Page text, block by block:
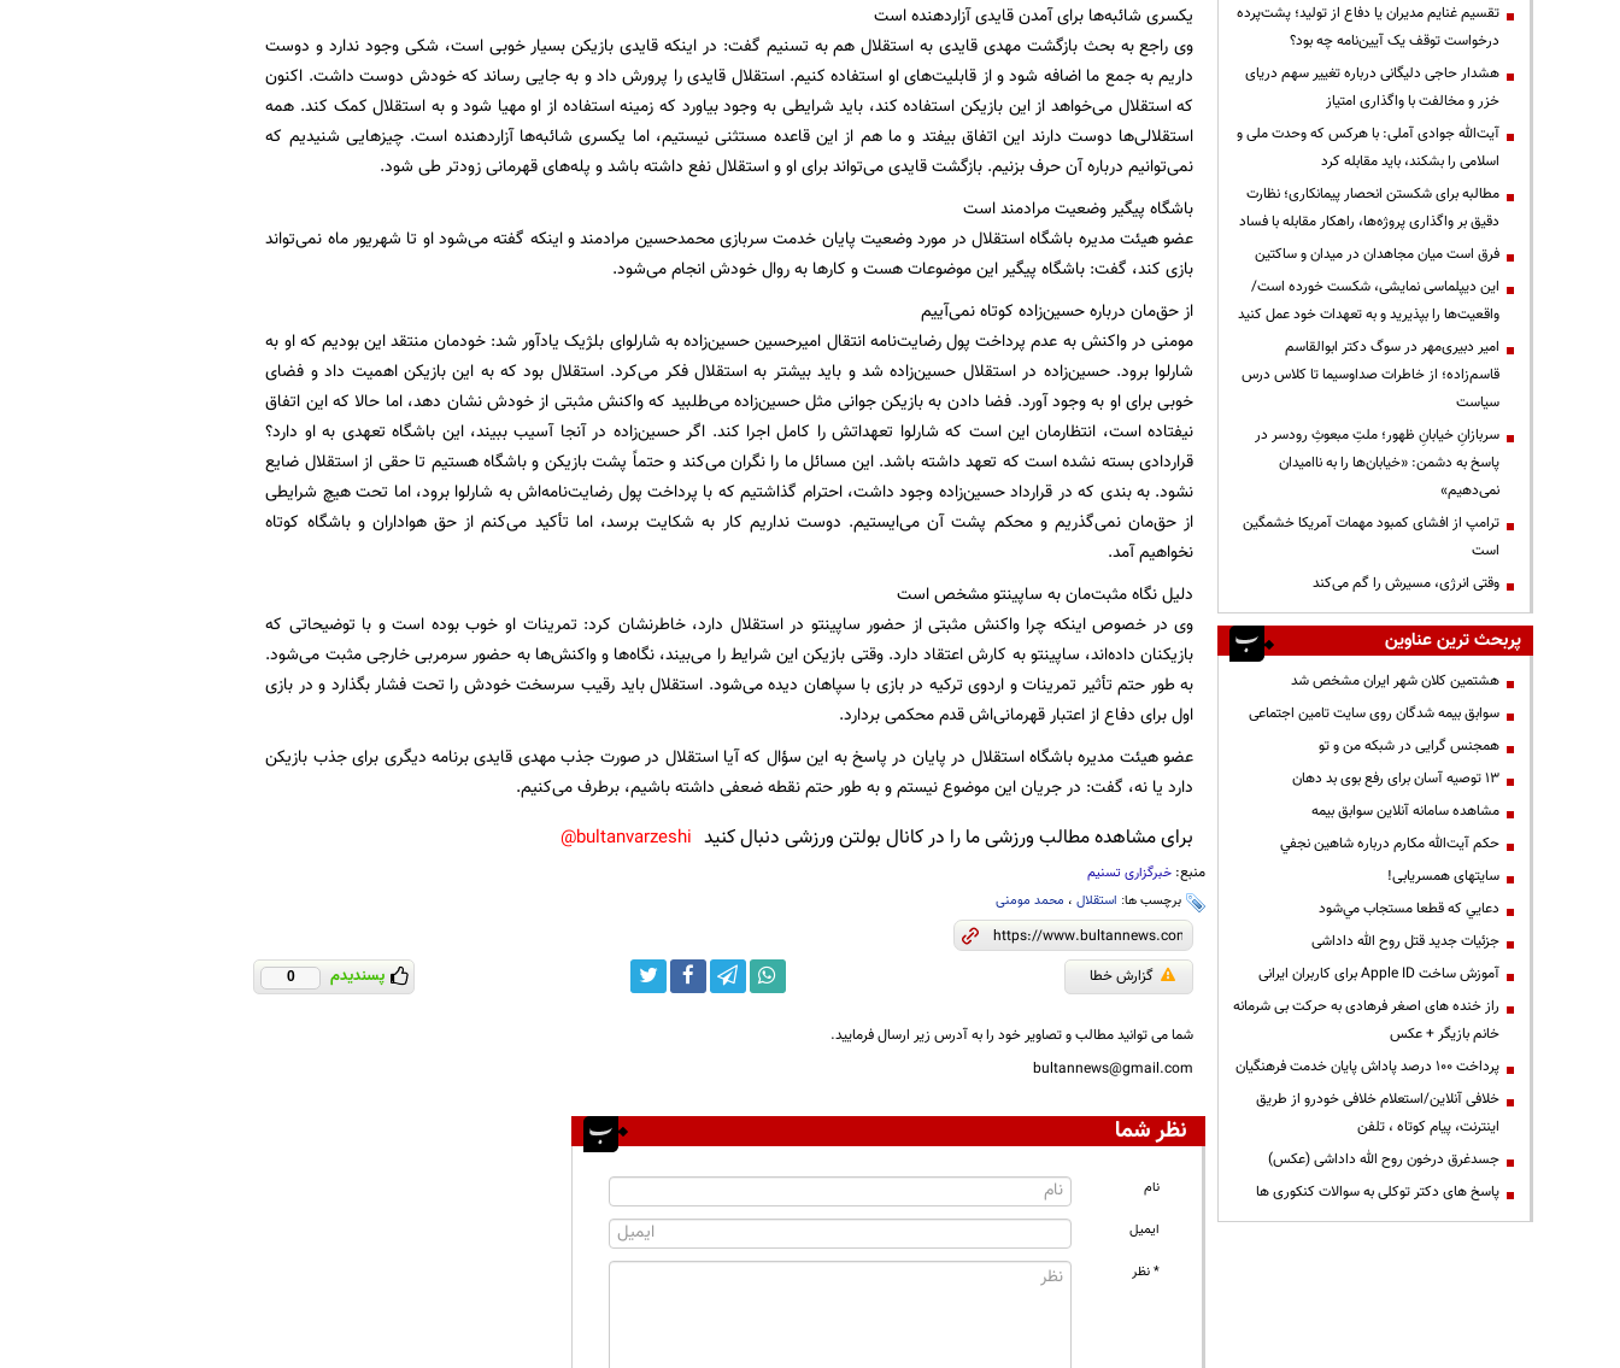
یکسری شائبه‌ها برای آمدن قایدی آزاردهنده است
وی راجع به بحث بازگشت مهدی قایدی به استقلال هم به تسنیم گفت: در اینکه قایدی بازیکن بسیار خوبی است، شکی وجود ندارد و دوست
داریم به جمع ما اضافه شود و از قابلیت‌های او استفاده کنیم. استقلال قایدی را پرورش داد و به جایی رساند که خودش دوست داشت. اکنون
که استقلال می‌خواهد از این بازیکن استفاده کند، باید شرایطی به وجود بیاورد که زمینه استفاده از او مهیا شود و به استقلال کمک کند. همه
استقلالی‌ها دوست دارند این اتفاق بیفتد و ما هم از این قاعده مستثنی نیستیم، اما یکسری شائبه‌ها آزاردهنده است. چیزهایی شنیدیم که
نمی‌توانیم درباره آن حرف بزنیم. بازگشت قایدی می‌تواند برای او و استقلال نفع داشته باشد و پله‌های قهرمانی زودتر طی شود.
باشگاه پیگیر وضعیت مرادمند است
عضو هیئت مدیره باشگاه استقلال در مورد وضعیت پایان خدمت سربازی محمدحسین مرادمند و اینکه گفته می‌شود او تا شهریور ماه نمی‌تواند
بازی کند، گفت: باشگاه پیگیر این موضوعات هست و کارها به روال خودش انجام می‌شود.
از حق‌مان درباره حسین‌زاده کوتاه نمی‌آییم
مومنی در واکنش به عدم پرداخت پول رضایت‌نامه انتقال امیرحسین حسین‌زاده به شارلوای بلژیک یادآور شد: خودمان منتقد این بودیم که او به
شارلوا برود. حسین‌زاده در استقلال حسین‌زاده شد و باید بیشتر به استقلال فکر می‌کرد. استقلال بود که به این بازیکن اهمیت داد و فضای
خوبی برای او به وجود آورد. فضا دادن به بازیکن جوانی مثل حسین‌زاده می‌طلبید که واکنش مثبتی از خودش نشان دهد، اما حالا که این اتفاق
نیفتاده است، انتظارمان این است که شارلوا تعهداتش را کامل اجرا کند. اگر حسین‌زاده در آنجا آسیب ببیند، این باشگاه تعهدی به او دارد؟
قراردادی بسته نشده است که تعهد داشته باشد. این مسائل ما را نگران می‌کند و حتماً پشت بازیکن و باشگاه هستیم تا حقی از استقلال ضایع
نشود. به بندی که در قرارداد حسین‌زاده وجود داشت، احترام گذاشتیم که با پرداخت پول رضایت‌نامه‌اش به شارلوا برود، اما تحت هیچ شرایطی
از حق‌مان نمی‌گذریم و محکم پشت آن می‌ایستیم. دوست نداریم کار به شکایت برسد، اما تأکید می‌کنم از حق هواداران و باشگاه کوتاه
نخواهیم آمد.
دلیل نگاه مثبت‌مان به ساپینتو مشخص است
وی در خصوص اینکه چرا واکنش مثبتی از حضور ساپینتو در استقلال دارد، خاطرنشان کرد: تمرینات او خوب بوده است و با توضیحاتی که
بازیکنان داده‌اند، ساپینتو به کارش اعتقاد دارد. وقتی بازیکن این شرایط را می‌بیند، نگاه‌ها و واکنش‌ها به حضور سرمربی خارجی مثبت می‌شود.
به طور حتم تأثیر تمرینات و اردوی ترکیه در بازی با سپاهان دیده می‌شود. استقلال باید رقیب سرسخت خودش را تحت فشار بگذارد و در بازی
اول برای دفاع از اعتبار قهرمانی‌اش قدم محکمی بردارد.
عضو هیئت مدیره باشگاه استقلال در پایان در پاسخ به این سؤال که آیا استقلال در صورت جذب مهدی قایدی برنامه دیگری برای جذب بازیکن
دارد یا نه، گفت: در جریان این موضوع نیستم و به طور حتم نقطه ضعفی داشته باشیم، برطرف می‌کنیم.
برای مشاهده مطالب ورزشی ما را در کانال بولتن ورزشی دنبال کنید bultanvarzeshi@
منبع: خبرگزاری تسنیم
برچسب ها: استقلال، محمد مومنی
گزارش خطا پسندیدم 0
شما می توانید مطالب و تصاویر خود را به آدرس زیر ارسال فرمایید.
bultannews@gmail.com
نظر شما
نام
ایمیل
* نظر
تقسیم غنایم مدیران یا دفاع از تولید؛ پشت‌پرده
درخواست توقف یک آیین‌نامه چه بود؟
هشدار حاجی دلیگانی درباره تغییر سهم دریای
خزر و مخالفت با واگذاری امتیاز
آیت‌الله جوادی آملی: با هرکس که وحدت ملی و
اسلامی را بشکند، باید مقابله کرد
مطالبه برای شکستن انحصار پیمانکاری؛ نظارت
دقیق بر واگذاری پروژه‌ها، راهکار مقابله با فساد
فرق است میان مجاهدان در میدان و ساکتین
این دیپلماسی نمایشی، شکست خورده است/
واقعیت‌ها را بپذیرید و به تعهدات خود عمل کنید
امیر دبیری‌مهر در سوگ دکتر ابوالقاسم
قاسم‌زاده؛ از خاطرات صداوسیما تا کلاس درس
سیاست
سربازانِ خیابانِ ظهور؛ ملتِ مبعوثِ رودسر در
پاسخ به دشمن: «خیابان‌ها را به ناامیدان
نمی‌دهیم»
ترامپ از افشای کمبود مهمات آمریکا خشمگین
است
وقتی انرژی، مسیرش را گم می‌کند
پربحث ترین عناوین
هشتمین کلان شهر ایران مشخص شد
سوابق بیمه شدگان روی سایت تامین اجتماعی
همجنس گرایی در شبکه من و تو
13 توصیه آسان برای رفع بوی بد دهان
مشاهده سامانه آنلاين سوابق بیمه
حكم آيت‌الله مكارم درباره شاهين نجفي
سایتهای همسریابی!
دعايي كه قطعا مستجاب مي‌شود
جزئیات جدید قتل روح الله داداشی
آموزش ساخت Apple ID برای کاربران ایرانی
راز خنده های اصغر فرهادی به حرکت بی شرمانه
خانم بازیگر + عکس
پرداخت ۱۰۰ درصد پاداش پایان خدمت فرهنگیان
خلافی آنلاین/استعلام خلافی خودرو از طریق
اینترنت، پیام کوتاه ، تلفن
جسدغرق درخون روح الله داداشی (عکس)
پاسخ های دکتر توکلی به سوالات کنکوری ها